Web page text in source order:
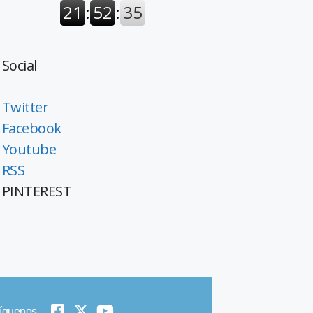
Social
Twitter
Facebook
Youtube
RSS
PINTEREST